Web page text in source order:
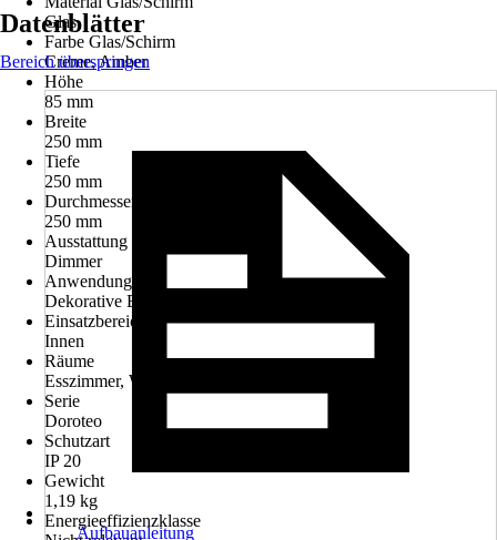
Glas
Farbe Glas/Schirm
Creme, Amber
Höhe
85 mm
Breite
250 mm
Tiefe
250 mm
Durchmesser
250 mm
Ausstattung
Dimmer
Anwendung
Dekorative Beleuchtung, Funktionale Beleuchtung
Einsatzbereich
Innen
Räume
Esszimmer, Wohnzimmer
Serie
Doroteo
Schutzart
IP 20
Gewicht
1,19 kg
Energieeffizienzklasse
Datenblätter
Bereich überspringen
Aufbauanleitung